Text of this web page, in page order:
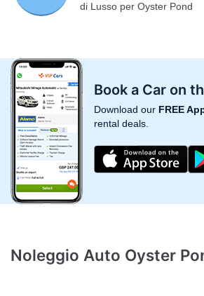
di Lusso per Oyster Pond
Book a Car on
Download our FREE
rental deals.
Noleggio Auto Oyster